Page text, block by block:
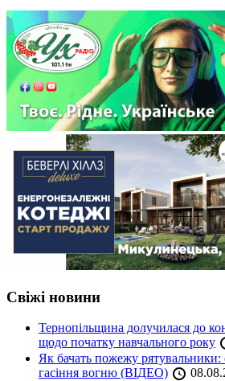
Свіжі новини
Тернопільщина долучилася до
щодо початку навчального року
Як бачать пожежу рятувальники:
гасіння вогню (ВІДЕО)